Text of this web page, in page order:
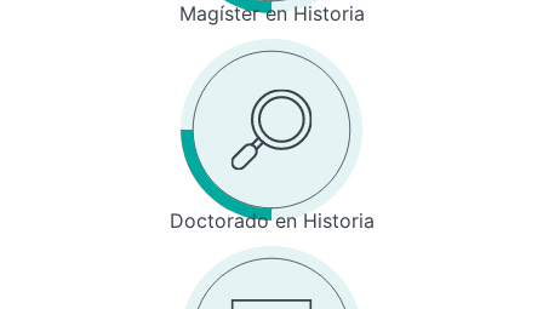
Magíster en Historia
Doctorado en Historia